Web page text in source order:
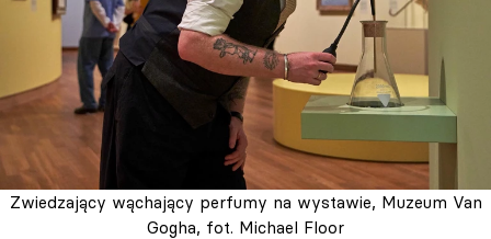
Zwiedzający wąchający perfumy na wystawie, Muzeum Van
Gogha, fot. Michael Floor